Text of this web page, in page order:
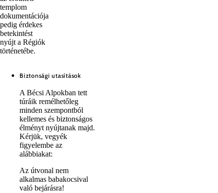
templom
dokumentációja
pedig érdekes
betekintést
nyújt a Régiók
történetébe.
Biztonsági utasítások
A Bécsi Alpokban tett
túráik remélhetőleg
minden szempontból
kellemes és biztonságos
élményt nyújtanak majd.
Kérjük, vegyék
figyelembe az
alábbiakat:
Az útvonal nem
alkalmas babakocsival
való bejárásra!